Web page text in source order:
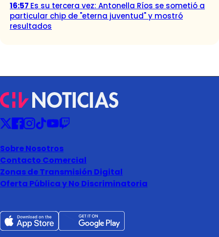
16:57 Es su tercera vez: Antonella Ríos se sometió a
particular chip de "eterna juventud" y mostró
resultados
Sobre Nosotros
Contacto Comercial
Zonas de Transmisión Digital
Oferta Pública y No Discriminatoria